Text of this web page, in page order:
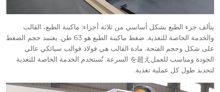
يتألف جزء الطبع بشكل أساسي من ثلاثة أجزاء: ماكينة الطبع، القالب
والخدمة الخاصة للتغذية. ضغط ماكينة الطبع هو 63 طن. يعتمد حجم الضغط
على شكل وحجم الفتحة. مادة القالب هي فولاذ قوالب سبائكي عالي
الجودة ومناسب للعملを超え السرعة. تُستخدم الخدمة الخاصة للتغذية
لتحديد طول كل عملية تغذية.